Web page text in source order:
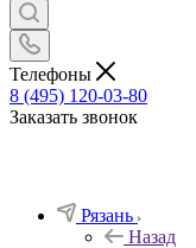
Телефоны
8 (495) 120-03-80
Заказать звонок
Рязань
Назад